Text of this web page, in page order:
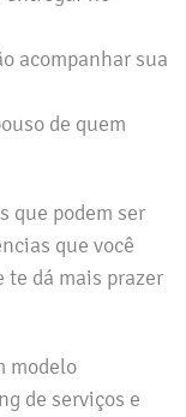
acompanhar sua
de quem
que podem ser
que você
te dá mais prazer
modelo
de serviços e